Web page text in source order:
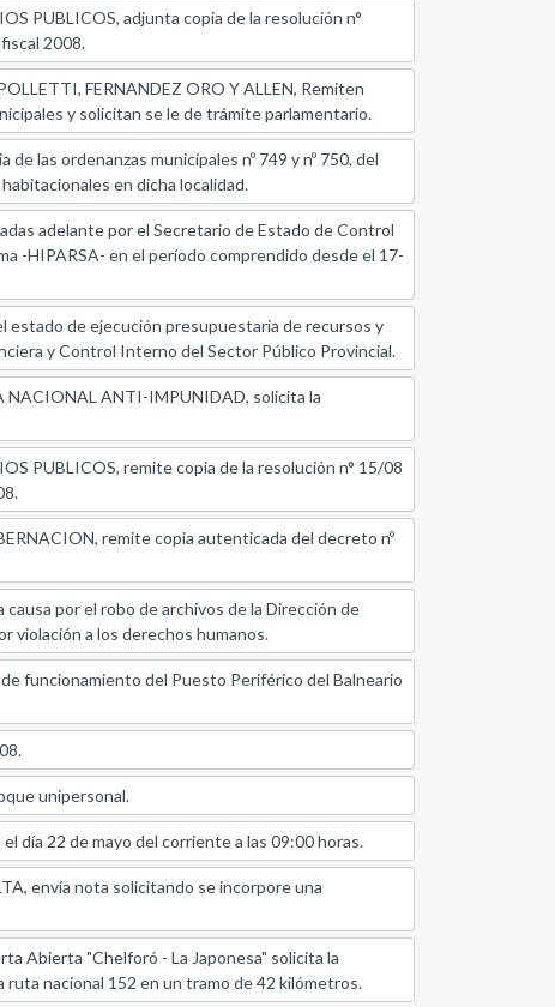
PUBLICOS, adjunta copia de la resolución n°
2008.
FERNANDEZ ORO Y ALLEN, Remiten
y solicitan se le de trámite parlamentario.
las ordenanzas municipales nº 749 y nº 750, del
en dicha localidad.
adelante por el Secretario de Estado de Control
-HIPARSA- en el período comprendido desde el 17-
estado de ejecución presupuestaria de recursos y
y Control Interno del Sector Público Provincial.
NACIONAL ANTI-IMPUNIDAD, solicita la
PUBLICOS, remite copia de la resolución n° 15/08
remite copia autenticada del decreto nº
por el robo de archivos de la Dirección de
violación a los derechos humanos.
funcionamiento del Puesto Periférico del Balneario
unipersonal.
día 22 de mayo del corriente a las 09:00 horas.
envía nota solicitando se incorpore una
Abierta "Chelforó - La Japonesa" solicita la
nacional 152 en un tramo de 42 kilómetros.